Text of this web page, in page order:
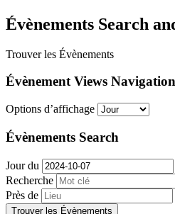
Évènements Search
Trouver les Évènements
Évènement Views Navigation
Options d’affichage
Évènements Search
Jour du
Recherche
Près de